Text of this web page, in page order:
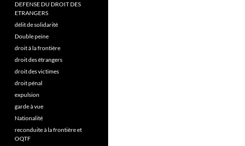
DEFENSE DU DROIT DES
ETRANGERS
délit de solidarité
Double peine
droit à la frontière
droit des étrangers
droit des victimes
droit pénal
expulsion
garde à vue
Nationalité
reconduite à la frontière et
OQTF